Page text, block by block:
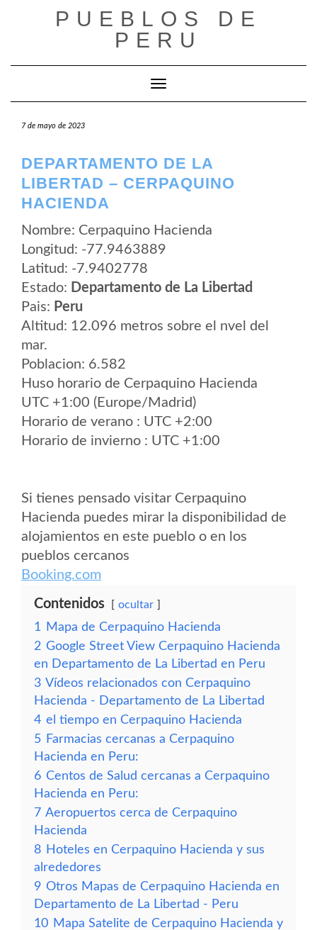
PUEBLOS DE
PERU
Cambiar modo de navegación
7 de mayo de 2023
DEPARTAMENTO DE LA
LIBERTAD – CERPAQUINO
HACIENDA
Nombre: Cerpaquino Hacienda
Longitud: -77.9463889
Latitud: -7.9402778
Estado: Departamento de La Libertad
Pais: Peru
Altitud: 12.096 metros sobre el nvel del
mar.
Poblacion: 6.582
Huso horario de Cerpaquino Hacienda
UTC +1:00 (Europe/Madrid)
Horario de verano : UTC +2:00
Horario de invierno : UTC +1:00
Si tienes pensado visitar Cerpaquino
Hacienda puedes mirar la disponibilidad de
alojamientos en este pueblo o en los
pueblos cercanos
Booking.com
Contenidos ocultar
1
Mapa de Cerpaquino Hacienda
2 Google Street View Cerpaquino Hacienda
en Departamento de La Libertad en Peru
3 Vídeos relacionados con Cerpaquino
Hacienda - Departamento de La Libertad
4 el tiempo en Cerpaquino Hacienda
5 Farmacias cercanas a Cerpaquino
Hacienda en Peru:
6 Centos de Salud cercanas a Cerpaquino
Hacienda en Peru:
7 Aeropuertos cerca de Cerpaquino
Hacienda
8 Hoteles en Cerpaquino Hacienda y sus
alrededores
9 Otros Mapas de Cerpaquino Hacienda en
Departamento de La Libertad - Peru
10 Mapa Satelite de Cerpaquino Hacienda y